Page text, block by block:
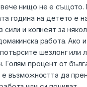
нищо не е същото.
година на детето е
и копнеят за
работа. Ако
шезлонг или
процент от
възможността да